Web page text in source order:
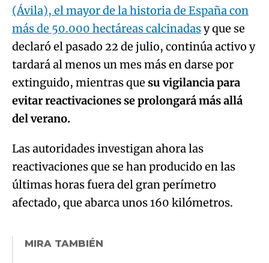
(Ávila), el mayor de la historia de España con
más de 50.000 hectáreas calcinadasy que se
declaró el pasado 22 de julio, continúa activo y
tardará al menos un mes más en darse por
extinguido, mientras que su vigilancia para
evitar reactivaciones se prolongará más allá
del verano.
Las autoridades investigan ahora las
reactivaciones que se han producido en las
últimas horas fuera del gran perímetro
afectado, que abarca unos 160 kilómetros.
MIRA TAMBIÉN